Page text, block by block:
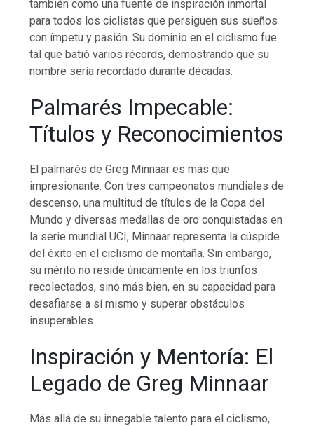
también como una fuente de inspiración inmortal
para todos los ciclistas que persiguen sus sueños
con ímpetu y pasión. Su dominio en el ciclismo fue
tal que batió varios récords, demostrando que su
nombre sería recordado durante décadas.
Palmarés Impecable:
Títulos y Reconocimientos
El palmarés de Greg Minnaar es más que
impresionante. Con tres campeonatos mundiales de
descenso, una multitud de títulos de la Copa del
Mundo y diversas medallas de oro conquistadas en
la serie mundial UCI, Minnaar representa la cúspide
del éxito en el ciclismo de montaña. Sin embargo,
su mérito no reside únicamente en los triunfos
recolectados, sino más bien, en su capacidad para
desafiarse a sí mismo y superar obstáculos
insuperables.
Inspiración y Mentoría: El
Legado de Greg Minnaar
Más allá de su innegable talento para el ciclismo,